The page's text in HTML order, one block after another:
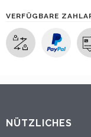
VERFÜGBARE
NÜTZLICHES